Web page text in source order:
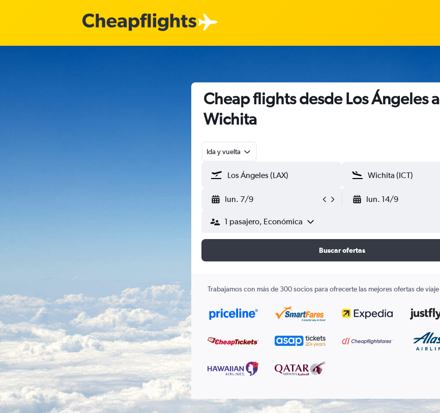
Cheap flights desde Los Ángeles a
Wichita
Ida y vuelta
lun. 7/9 lun. 14/9
1 pasajero, Económica
Buscar ofertas
Trabajamos con más de 300 socios para ofrecerte las mejores ofertas de viaje